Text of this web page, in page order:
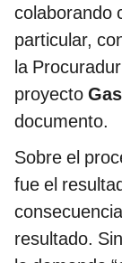
colaborando
particular,
la
proyecto
documento.
Sobre el
fue el
resultado.